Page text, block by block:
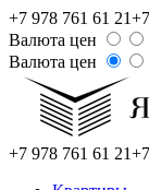
+7 978 761 61 21
Валюта цен
Валюта цен
+7 978 761 61 21